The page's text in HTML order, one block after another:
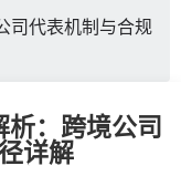
司代表机制与合规
：跨境公司
详解